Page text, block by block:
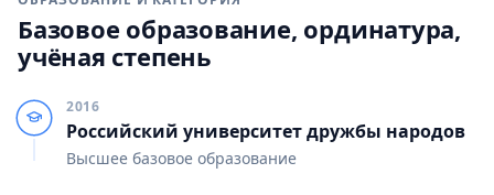
Базовое образование, ординатура,
учёная степень
2016
Российский университет дружбы народов
Высшее базовое образование